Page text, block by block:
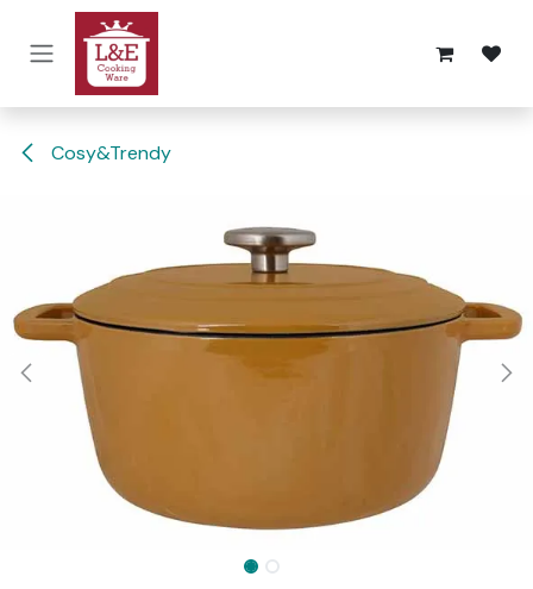
Overslaan naar inhoud
Cosy&Trendy